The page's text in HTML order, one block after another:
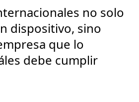
no solo
dispositivo, sino
que lo
debe cumplir